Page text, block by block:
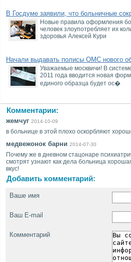
В Госдуме заявили, что больничные
Новые правила оформления
человек злоупотребляет их
здоровья Алексей Кури
Начали выдавать полисы ОМС нового
Уважаемые москвичи! В
2011 года вводится новая
единого образца будет ос�
Комментарии:
жемчуг 2014-10-09
в больнице в этой плохо оскорбляют
медвежонок барни 2014-07-30
Почему же в дневном стацонаре
смотрят узнают как дела больница
вкус!
Добавить комментарий:
Ваше имя
Ваш E-mail
Комментарий